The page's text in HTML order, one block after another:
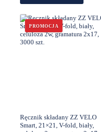
PROMOCJA
Ręcznik składany ZZ VELO
Smart, 21×21, V-fold, biały,